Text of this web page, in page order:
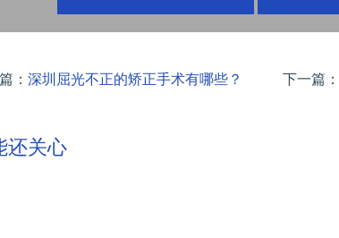
篇：深圳屈光不正的矫正手术有哪些？
下一篇：
还关心